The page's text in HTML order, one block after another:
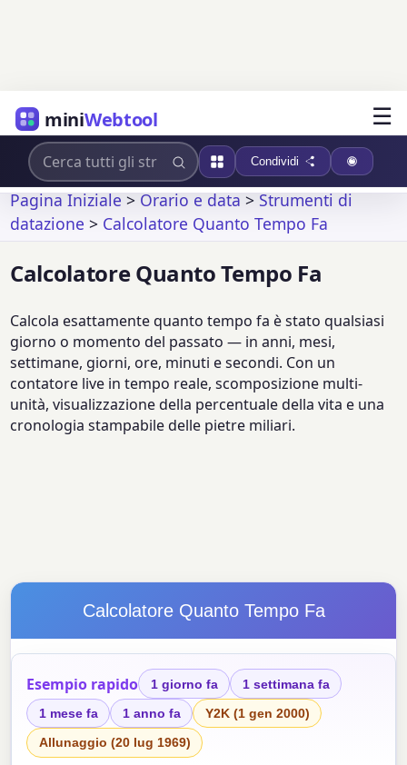
miniWebtool ☰
Condividi
Pagina Iniziale>Orario e data>Strumenti di
datazione > Calcolatore Quanto Tempo Fa
Calcolatore Quanto Tempo Fa
Calcola esattamente quanto tempo fa è stato qualsiasi
giorno o momento del passato — in anni, mesi,
settimane, giorni, ore, minuti e secondi. Con un
contatore live in tempo reale, scomposizione multi-
unità, visualizzazione della percentuale della vita e una
cronologia stampabile delle pietre miliari.
Calcolatore Quanto Tempo Fa
Esempio rapido 1 giorno fa 1 settimana fa
1 mese fa 1 anno fa Y2K (1 gen 2000)
Allunaggio (20 lug 1969)